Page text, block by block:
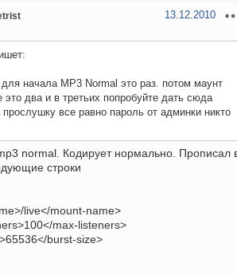
13.12.2010
для начала MP3 Normal это раз. потом маунт
это два и в третьих попробуйте дать сюда
все равно пароль от админки никто
normal. Кодирует нормально. Прописал
строки
live</mount-name>
max-listeners>
burst-size>